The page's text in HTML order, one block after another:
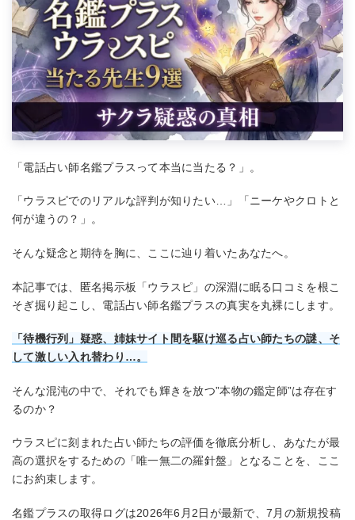
「電話占い師名鑑プラスって本当に当たる？」。
「ウラスピでのリアルな評判が知りたい…」「ニーケやクロトと
何が違うの？」。
そんな疑念と期待を胸に、ここに辿り着いたあなたへ。
本記事では、匿名掲示板「ウラスピ」の深淵に眠る口コミを根こ
そぎ掘り起こし、電話占い師名鑑プラスの真実を丸裸にします。
「待機行列」疑惑、姉妹サイト間を駆け巡る占い師たちの謎、そ
して激しい入れ替わり…。
そんな混沌の中で、それでも輝きを放つ”本物の鑑定師”は存在す
るのか？
ウラスピに刻まれた占い師たちの評価を徹底分析し、あなたが最
高の選択をするための「唯一無二の羅針盤」となることを、ここ
にお約束します。
名鑑プラスの取得ログは2026年6月2日が最新で、7月の新規投稿